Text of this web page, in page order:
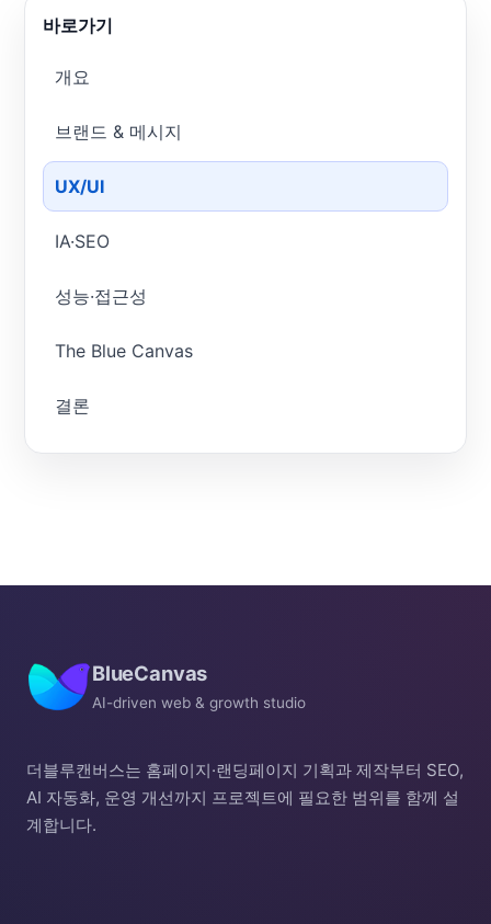
바로가기
개요
브랜드 & 메시지
UX/UI
IA·SEO
성능·접근성
The Blue Canvas
결론
BlueCanvas
AI-driven web & growth studio
더블루캔버스는 홈페이지·랜딩페이지 기획과 제작부터 SEO,
AI 자동화, 운영 개선까지 프로젝트에 필요한 범위를 함께 설
계합니다.